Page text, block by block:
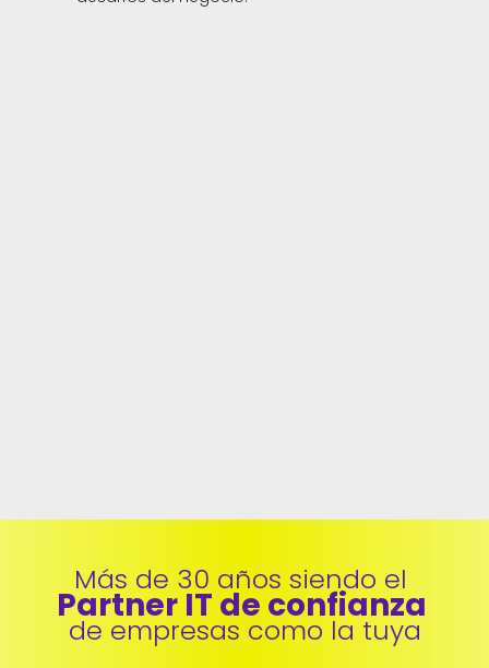
Más de 30 años siendo el
Partner IT de confianza
de empresas como la tuya